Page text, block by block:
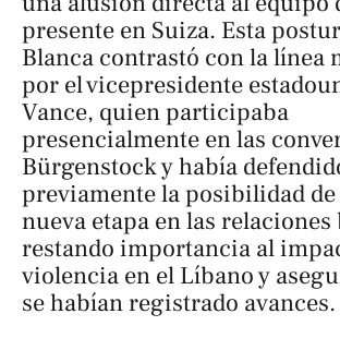
presente en Suiza. Esta
Blanca contrastó con la línea
por el vicepresidente
Vance, quien participaba
presencialmente en las
Bürgenstock y había
previamente la posibilidad
nueva etapa en las relaciones
restando importancia al
violencia en el Líbano y
se habían registrado avances.